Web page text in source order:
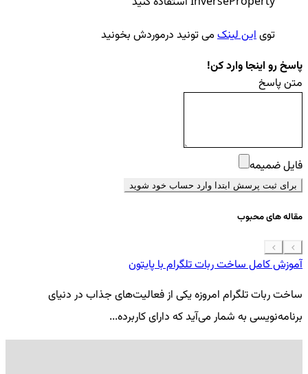
تویاین لینک می تونید درموردش بخونید
پاسخ رو اینجا وارد کن!
متن پاسخ
فایل ضمیمه
برای ثبت پرسش ابتدا وارد حساب خود شوید
مقاله های محبوب
آموزش کامل ساخت ربات تلگرام با پایتون
ساخت ربات تلگرام امروزه یکی از فعالیت‌های جذاب در دنیای
برنامه‌نویسی به شمار می‌آید که دارای کاربرده...